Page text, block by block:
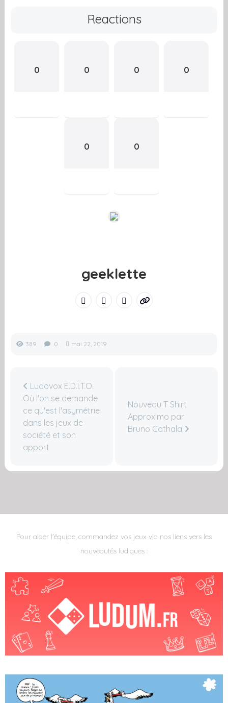
Reactions
0 0 0 0
0 0
geeklette
389 0 mai 22, 2019
Ludovox E.D.I.T.O.
Où l'on se demande
ce qu'est l'asymétrie
dans les jeux de
société et son
apport
Nouveau T Shirt
Approximo par
Bruno Cathala
Pour aider l'équipe, commandez vos jeux via nos liens vers les
nouveautés ludiques :